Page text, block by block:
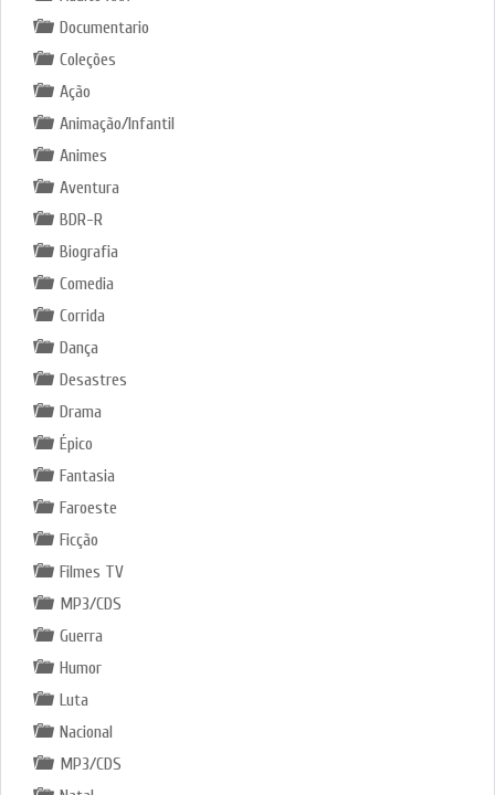
Documentario
Coleções
Ação
Animação/Infantil
Animes
Aventura
BDR-R
Biografia
Comedia
Corrida
Dança
Desastres
Drama
Épico
Fantasia
Faroeste
Ficção
Filmes TV
MP3/CDS
Guerra
Humor
Luta
Nacional
MP3/CDS